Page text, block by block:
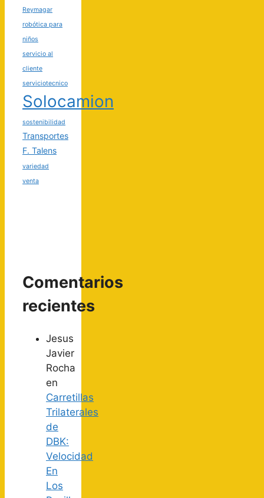
Reymagar
robótica para
niños
servicio al
cliente
serviciotecnico
Solocamion
sostenibilidad
Transportes
F. Talens
variedad
venta
Comentarios
recientes
Jesus
Javier
Rocha
en
Carretillas
Trilaterales
de
DBK:
Velocidad
En
Los